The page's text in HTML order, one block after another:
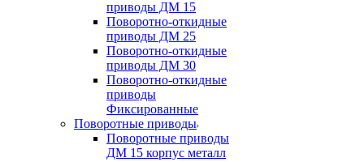
приводы ДМ 15
Поворотно-откидные
приводы ДМ 25
Поворотно-откидные
приводы ДМ 30
Поворотно-откидные
приводы
Фиксированные
Поворотные приводы
Поворотные приводы
ДМ 15 корпус металл